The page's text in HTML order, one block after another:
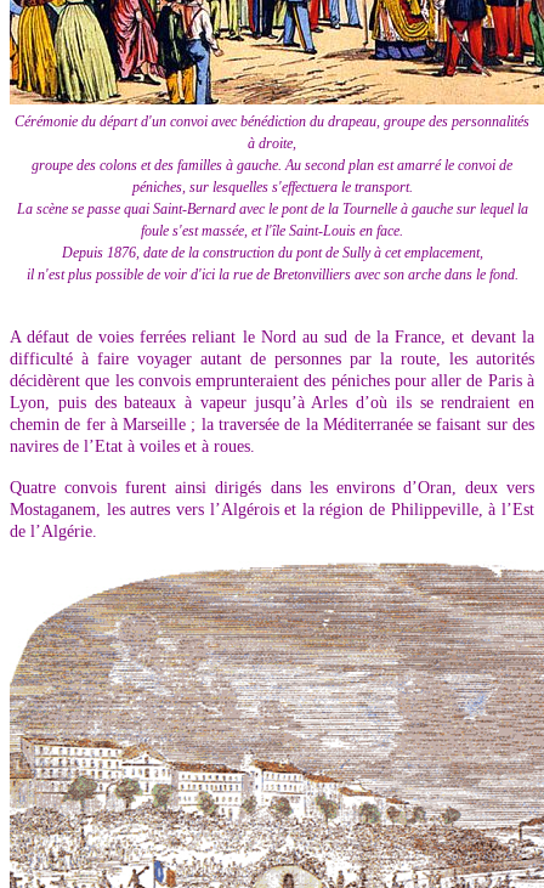
Cérémonie du départ d'un convoi avec bénédiction du drapeau, groupe des personnalités
à droite,
groupe des colons et des familles à gauche. Au second plan est amarré le convoi de
péniches, sur lesquelles s'effectuera le transport.
La scène se passe quai Saint-Bernard avec le pont de la Tournelle à gauche sur lequel la
foule s'est massée, et l'île Saint-Louis en face.
Depuis 1876, date de la construction du pont de Sully à cet emplacement,
il n'est plus possible de voir d'ici la rue de Bretonvilliers avec son arche dans le fond.
A défaut de voies ferrées reliant le Nord au sud de la France, et devant la
difficulté à faire voyager autant de personnes par la route, les autorités
décidèrent que les convois emprunteraient des péniches pour aller de Paris à
Lyon, puis des bateaux à vapeur jusqu’à Arles d’où ils se rendraient en
chemin de fer à Marseille ; la traversée de la Méditerranée se faisant sur des
navires de l’Etat à voiles et à roues.
Quatre convois furent ainsi dirigés dans les environs d’Oran, deux vers
Mostaganem, les autres vers l’Algérois et la région de Philippeville, à l’Est
de l’Algérie.